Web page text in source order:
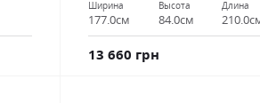
Ширина
177.0см
Высота
84.0см
Длина
13 660 грн